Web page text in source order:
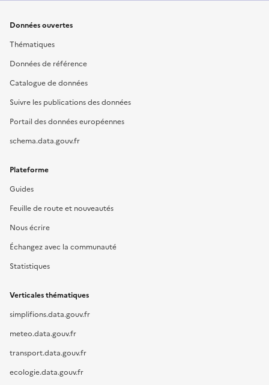
Données ouvertes
Thématiques
Données de référence
Catalogue de données
Suivre les publications des données
Portail des données européennes
schema.data.gouv.fr
Plateforme
Guides
Feuille de route et nouveautés
Nous écrire
Échangez avec la communauté
Statistiques
Verticales thématiques
simplifions.data.gouv.fr
meteo.data.gouv.fr
transport.data.gouv.fr
ecologie.data.gouv.fr